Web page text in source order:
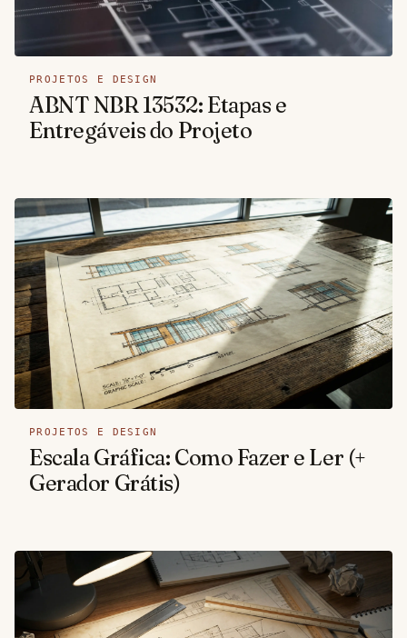
PROJETOS E DESIGN
ABNT NBR 13532: Etapas e
Entregáveis do Projeto
PROJETOS E DESIGN
Escala Gráfica: Como Fazer e Ler (+
Gerador Grátis)